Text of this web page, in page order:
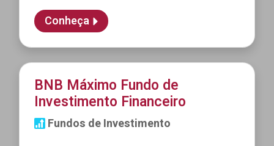
Conheça
BNB Máximo Fundo de
Investimento Financeiro
Fundos de Investimento